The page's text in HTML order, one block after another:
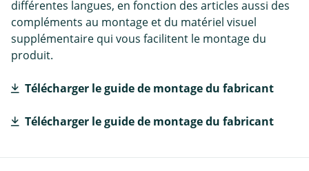
différentes langues, en fonction des articles aussi des
compléments au montage et du matériel visuel
supplémentaire qui vous facilitent le montage du
produit.
Télécharger le guide de montage du fabricant
Télécharger le guide de montage du fabricant